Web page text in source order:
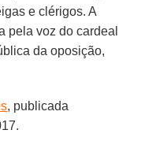
e clérigos. A
pela voz do cardeal
da oposição,
, publicada